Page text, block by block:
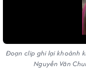
Đoạn clip ghi lại khoảnh
Nguyễn Văn